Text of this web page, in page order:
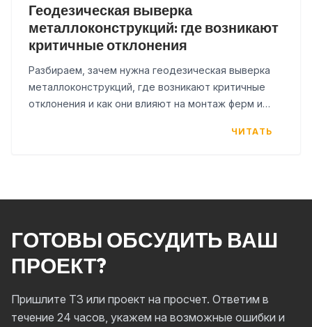
Геодезическая выверка
металлоконструкций: где возникают
критичные отклонения
Разбираем, зачем нужна геодезическая выверка
металлоконструкций, где возникают критичные
отклонения и как они влияют на монтаж ферм и
ЧИТАТЬ
ГОТОВЫ ОБСУДИТЬ ВАШ
ПРОЕКТ?
Пришлите ТЗ или проект на просчет. Ответим в
течение 24 часов, укажем на возможные ошибки и